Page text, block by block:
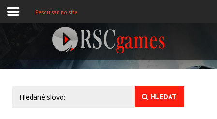
Registre-se
Pesquisar no site
HLEDAT